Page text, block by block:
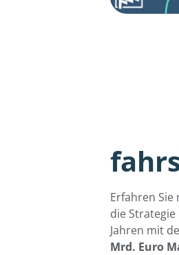
Erfahren
die
Jahren mit
Mrd. Euro